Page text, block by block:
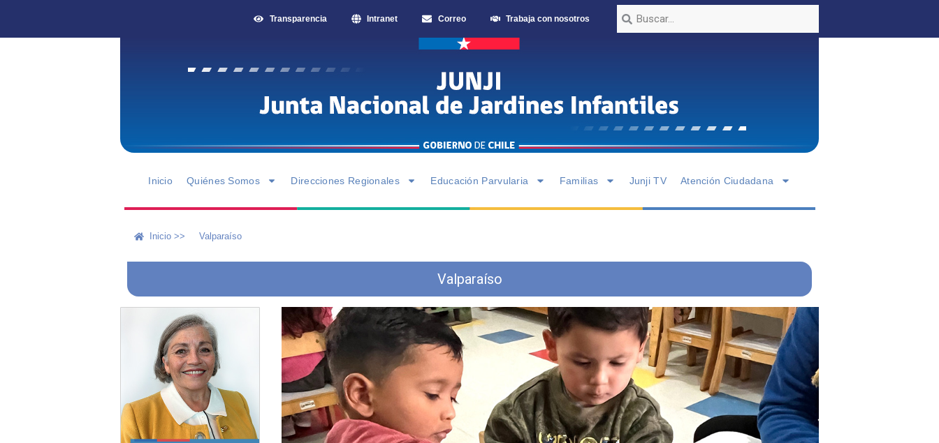
Transparencia Intranet Correo Trabaja con nosotros
Inicio Quiénes Somos Direcciones Regionales Educación Parvularia Familias Junji TV Atención Ciudadana
Inicio >> Valparaíso
Valparaíso